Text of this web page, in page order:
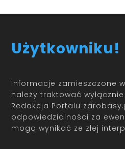
Użytkowniku!
Informacje zamieszczone
należy traktować
Redakcja Portalu
odpowiedzialności za
mogą wynikać ze złej